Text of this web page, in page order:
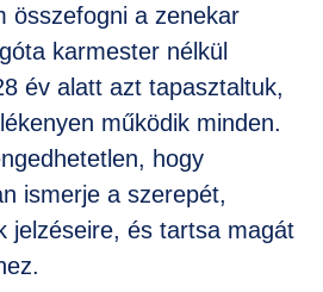
összefogni a zenekar
karmester nélkül
év alatt azt tapasztaltuk,
működik minden.
hogy
ismerje a szerepét,
jelzéseire, és tartsa magát